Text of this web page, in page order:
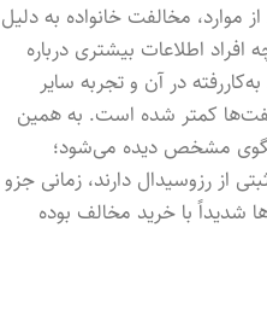
موارد، مخالفت خانواده به دلیل
اطلاعات بیشتری درباره
در آن و تجربه سایر
کمتر شده است. به همین
مشخص دیده می‌شود؛
از رزوسیدال دارند، زمانی جزو
شدیداً با خرید مخالف بوده